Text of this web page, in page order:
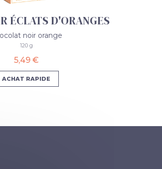
ÉCLATS D'ORANGES
noir orange
120 g
5,49 €
ACHAT RAPIDE